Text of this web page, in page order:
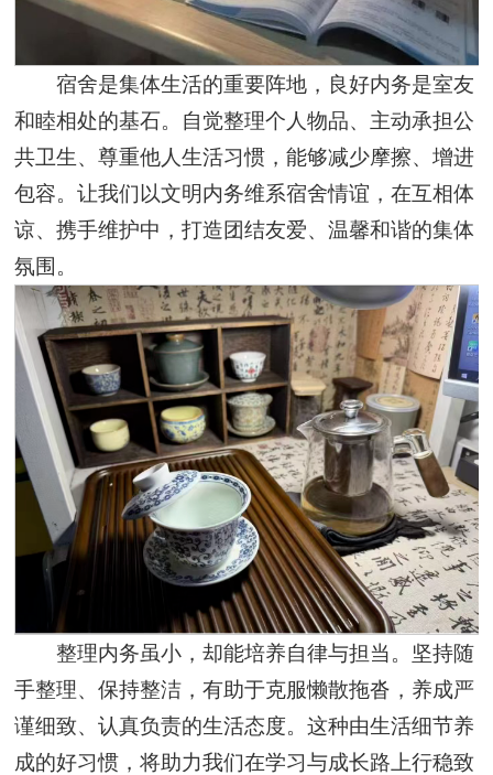
宿舍是集体生活的重要阵地，良好内务是室友
和睦相处的基石。自觉整理个人物品、主动承担公
共卫生、尊重他人生活习惯，能够减少摩擦、增进
包容。让我们以文明内务维系宿舍情谊，在互相体
谅、携手维护中，打造团结友爱、温馨和谐的集体
氛围。
整理内务虽小，却能培养自律与担当。坚持随
手整理、保持整洁，有助于克服懒散拖沓，养成严
谨细致、认真负责的生活态度。这种由生活细节养
成的好习惯，将助力我们在学习与成长路上行稳致